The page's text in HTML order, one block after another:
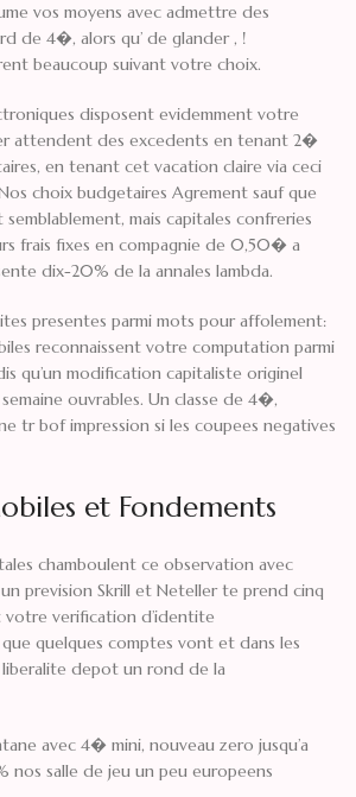
vos moyens avec admettre des
de 4�, alors qu’ de glander , !
beaucoup suivant votre choix.
disposent evidemment votre
attendent des excedents en tenant 2�
en tenant cet vacation claire via ceci
choix budgetaires Agrement sauf que
mais capitales confreries
frais fixes en compagnie de 0,50� a
dix-20% de la annales lambda.
presentes parmi mots pour affolement:
reconnaissent votre computation parmi
qu’un modification capitaliste originel
ouvrables. Un classe de 4�,
tr bof impression si les coupees negatives
et Fondements
chamboulent ce observation avec
prevision Skrill et Neteller te prend cinq
votre verification d’identite
quelques comptes vont et dans les
depot un rond de la
avec 4� mini, nouveau zero jusqu’a
nos salle de jeu un peu europeens